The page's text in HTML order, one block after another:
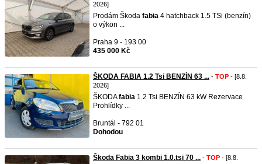
2026]
Prodám Škoda fabia 4 hatchback 1.5 TSi (benzín)
o výkon ...
Praha 9 - 193 00
435 000 Kč
ŠKODA FABIA 1.2 Tsi BENZÍN 63 ... - TOP - [8.8.
2026]
ŠKODAfabia 1.2 Tsi BENZÍN 63 kW Rezervace
Prohlídky ...
Bruntál - 792 01
Dohodou
Škoda Fabia 3 kombi 1.0.tsi 70 ... - TOP - [8.8.